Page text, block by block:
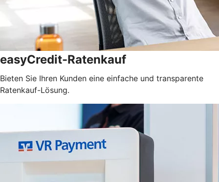
easyCredit-Ratenkauf
Bieten Sie Ihren Kunden eine einfache und transparente
Ratenkauf-Lösung.